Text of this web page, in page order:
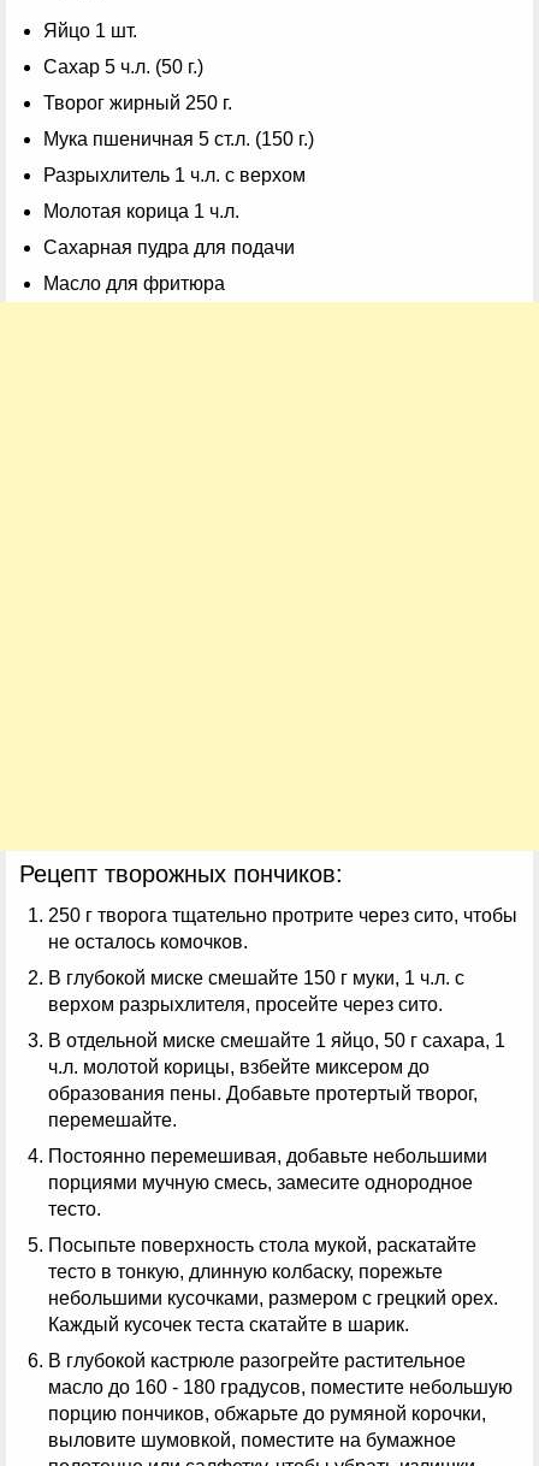
Яйцо 1 шт.
Сахар 5 ч.л. (50 г.)
Творог жирный 250 г.
Мука пшеничная 5 ст.л. (150 г.)
Разрыхлитель 1 ч.л. с верхом
Молотая корица 1 ч.л.
Сахарная пудра для подачи
Масло для фритюра
Рецепт творожных пончиков:
250 г творога тщательно протрите через сито, чтобы
не осталось комочков.
В глубокой миске смешайте 150 г муки, 1 ч.л. с
верхом разрыхлителя, просейте через сито.
В отдельной миске смешайте 1 яйцо, 50 г сахара, 1
ч.л. молотой корицы, взбейте миксером до
образования пены. Добавьте протертый творог,
перемешайте.
Постоянно перемешивая, добавьте небольшими
порциями мучную смесь, замесите однородное
тесто.
Посыпьте поверхность стола мукой, раскатайте
тесто в тонкую, длинную колбаску, порежьте
небольшими кусочками, размером с грецкий орех.
Каждый кусочек теста скатайте в шарик.
В глубокой кастрюле разогрейте растительное
масло до 160 - 180 градусов, поместите небольшую
порцию пончиков, обжарьте до румяной корочки,
выловите шумовкой, поместите на бумажное